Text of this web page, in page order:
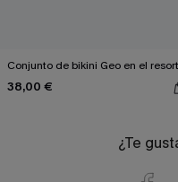
Conjunto de bikini Geo en el resort
38,00 €
¿Te